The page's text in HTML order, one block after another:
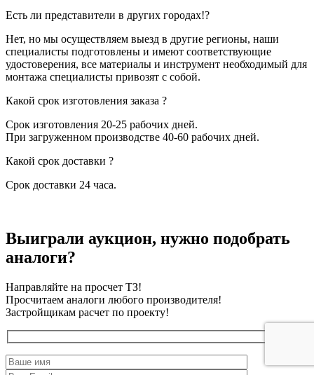
Есть ли представители в других городах!?
Нет, но мы осуществляем выезд в другие регионы, наши
специалисты подготовлены и имеют соответствующие
удостоверения, все материалы и инструмент необходимый для
монтажа специалисты привозят с собой.
Какой срок изготовления заказа ?
Срок изготовления 20-25 рабочих дней.
При загруженном производстве 40-60 рабочих дней.
Какой срок доставки ?
Срок доставки 24 часа.
Выиграли аукцион, нужно подобрать
аналоги?
Направляйте на просчет ТЗ!
Просчитаем аналоги любого производителя!
Застройщикам расчет по проекту!